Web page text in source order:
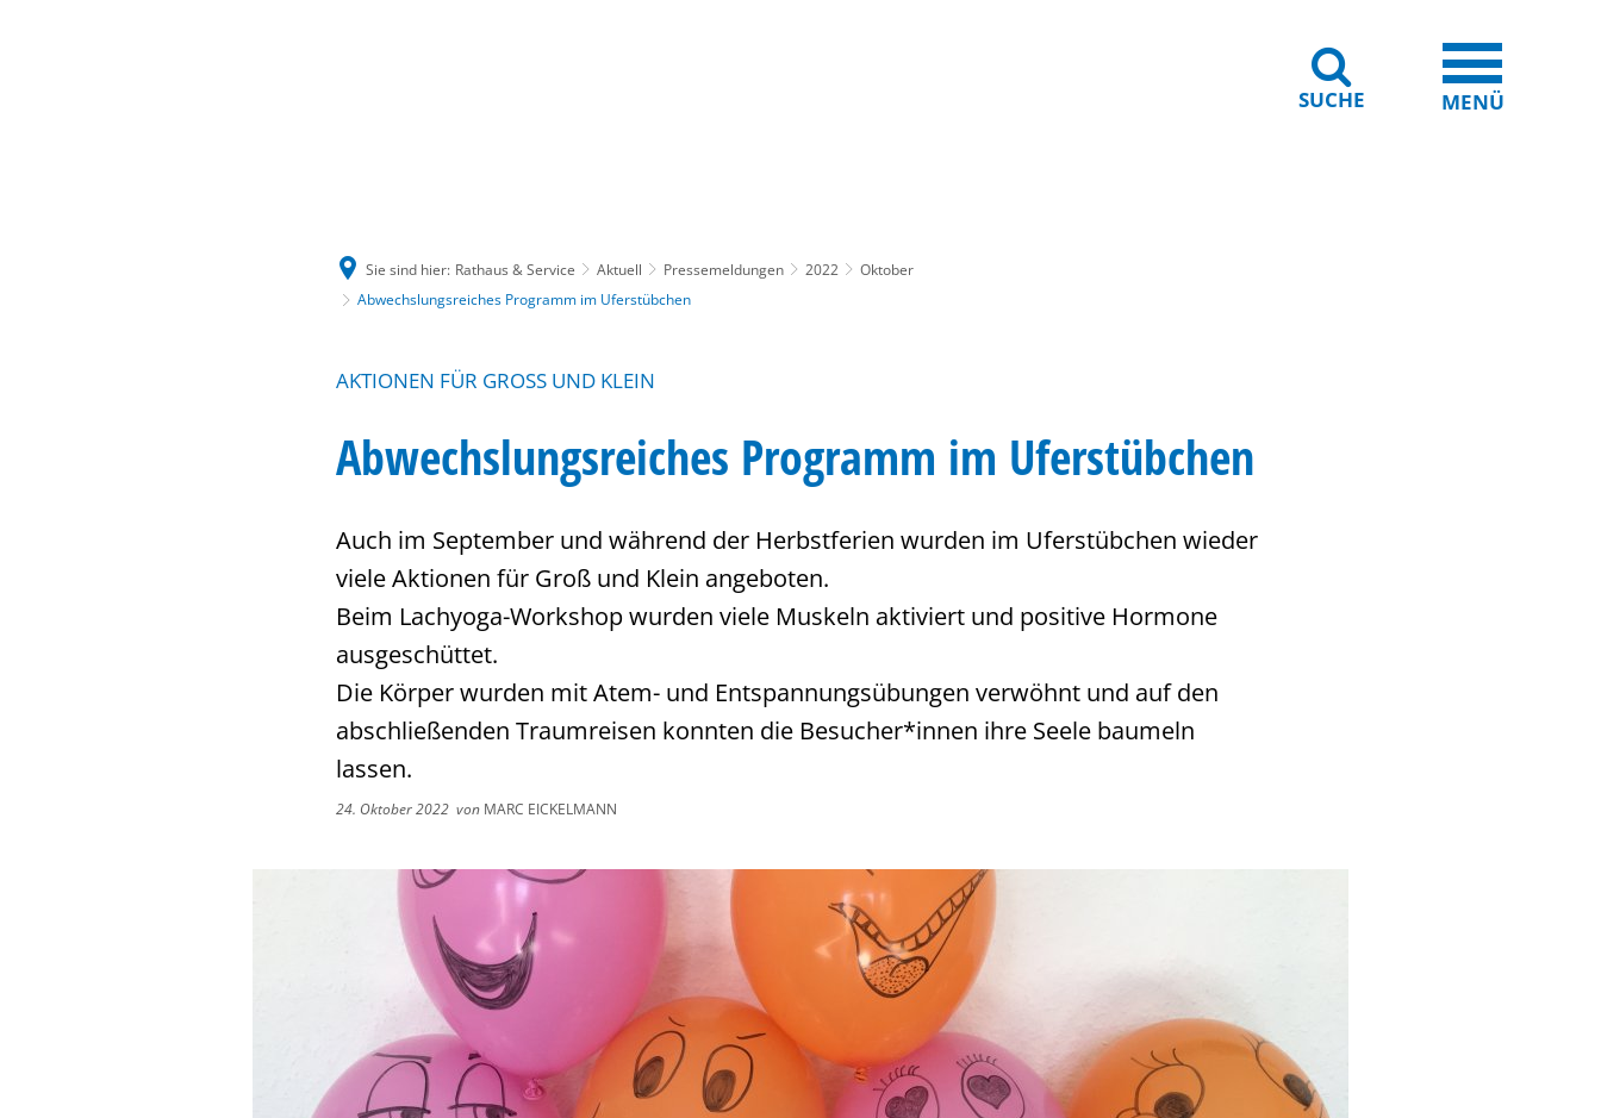
SUCHE MENÜ
Sie sind hier: Rathaus & Service Aktuell Pressemeldungen 2022
Oktober
Abwechslungsreiches Programm im Uferstübchen
AKTIONEN FÜR GROSS UND KLEIN
Abwechslungsreiches Programm im Uferstübchen
Auch im September und während der Herbstferien wurden im Uferstübchen wieder
viele Aktionen für Groß und Klein angeboten.
Beim Lachyoga-Workshop wurden viele Muskeln aktiviert und positive Hormone
ausgeschüttet.
Die Körper wurden mit Atem- und Entspannungsübungen verwöhnt und auf den
abschließenden Traumreisen konnten die Besucher*innen ihre Seele baumeln
lassen.
24. Oktober 2022 von MARC EICKELMANN